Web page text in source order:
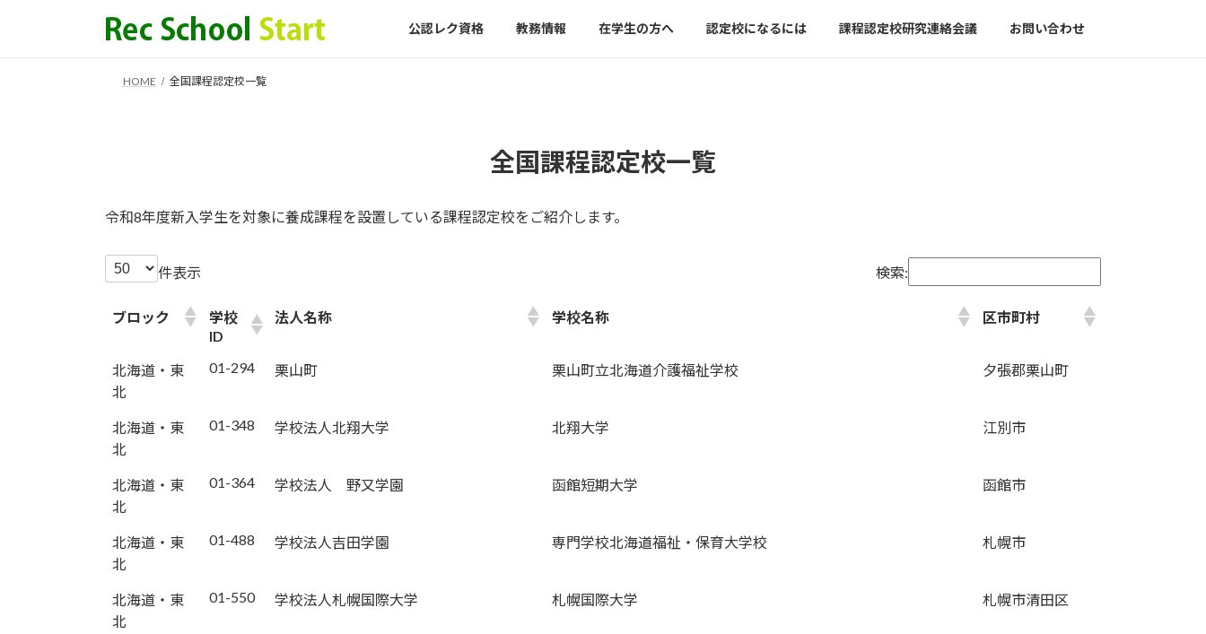
公認レク資格 教務情報 在学生の方へ 認定校になるには 課程認定校研究連絡会議 お問い合わせ
HOME 全国課程認定校一覧
全国課程認定校一覧
令和8年度新入学生を対象に養成課程を設置している課程認定校をご紹介します。
件表示 検索:
ブロック
学校
ID
法人名称 学校名称 区市町村
北海道・東
北
01-294 栗山町 栗山町立北海道介護福祉学校 夕張郡栗山町
北海道・東
北
01-348 学校法人北翔大学 北翔大学 江別市
北海道・東
北
01-364 学校法人 野又学園 函館短期大学 函館市
北海道・東
北
01-488 学校法人吉田学園 専門学校北海道福祉・保育大学校 札幌市
北海道・東
北
01-550 学校法人札幌国際大学 札幌国際大学 札幌市清田区